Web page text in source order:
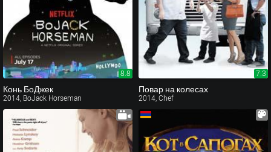
8.8
Конь БоДжек
2014, BoJack Horseman
7.3
Повар на колесах
2014, Chef